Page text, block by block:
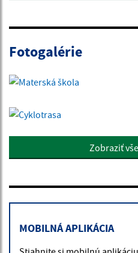
Fotogalérie
Zobraziť
MOBILNÁ APLIKÁCIA